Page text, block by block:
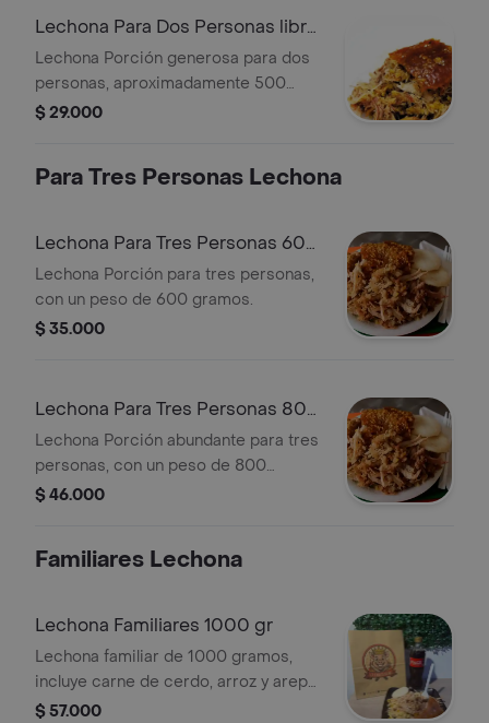
Lechona Para Dos Personas libra
500 gr
Lechona Porción generosa para dos
personas, aproximadamente 500
gramos.
$ 29.000
Para Tres Personas Lechona
Lechona Para Tres Personas 600
gr
Lechona Porción para tres personas,
con un peso de 600 gramos.
$ 35.000
Lechona Para Tres Personas 800
gr
Lechona Porción abundante para tres
personas, con un peso de 800
gramos.
$ 46.000
Familiares Lechona
Lechona Familiares 1000 gr
Lechona familiar de 1000 gramos,
incluye carne de cerdo, arroz y arepa.
Ideal para compartir.
$ 57.000